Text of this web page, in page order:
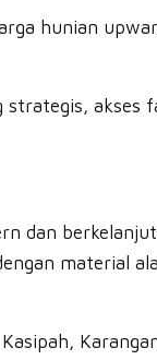
hunian
akses
dan
material